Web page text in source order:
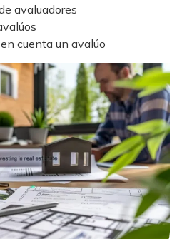
avaluadores
cuenta un avalúo